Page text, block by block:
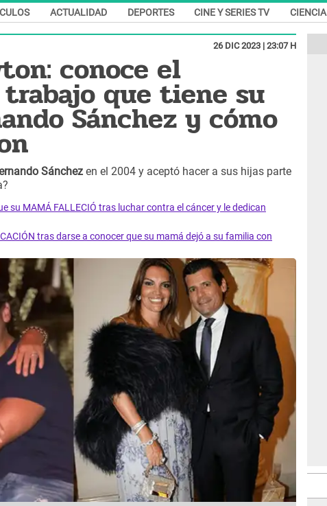
ACTUALIDAD DEPORTES CINE Y SERIES TV CIENCIA
26 DIC 2023 | 23:07 H
conoce el
que tiene su
Sánchez y cómo
Sánchez en el 2004 y aceptó hacer a sus hijas parte
su MAMÁ FALLECIÓ tras luchar contra el cáncer y le dedican
tras darse a conocer que su mamá dejó a su familia con